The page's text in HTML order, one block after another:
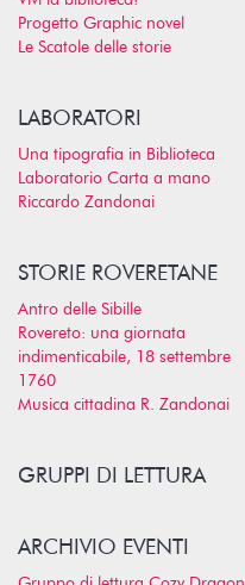
Progetto Graphic novel
Le Scatole delle storie
LABORATORI
Una tipografia in Biblioteca
Laboratorio Carta a mano
Riccardo Zandonai
STORIE ROVERETANE
Antro delle Sibille
Rovereto: una giornata
indimenticabile, 18 settembre
1760
Musica cittadina R. Zandonai
GRUPPI DI LETTURA
ARCHIVIO EVENTI